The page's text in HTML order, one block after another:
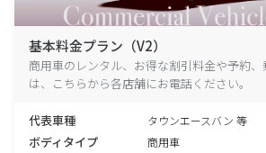
基本料金プラン（V2）
商用車のレンタル、お得な割引料金や予約
は、こちらから各店舗にお電話ください。
代表車種 タウンエースバン 等
ボディタイプ 商用車